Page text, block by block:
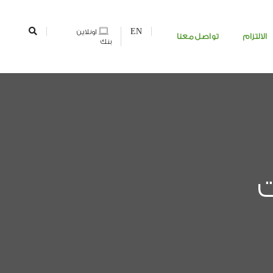
الالتزام تواصل معنا
EN
اونلاين
بنك